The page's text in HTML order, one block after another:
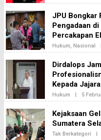
JPU Bongkar
Pengadaan
Percakapan
Hukum, Nasional |
Dirdalops
Kepada
Hukum | 5
Kejaksaan
Sumatera
Tak Berkategori |